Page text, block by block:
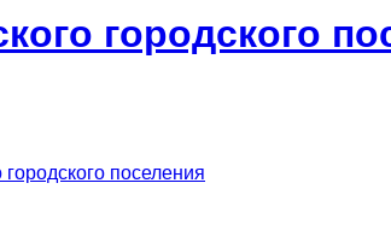
городского
поселения